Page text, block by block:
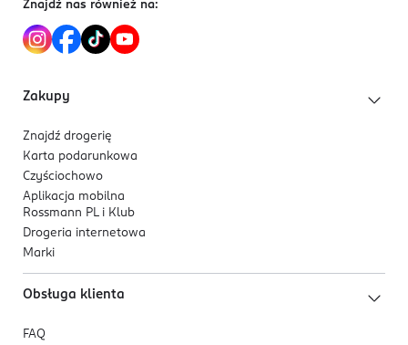
Znajdź nas również na:
Zakupy
Znajdź drogerię
Karta podarunkowa
Czyściochowo
Aplikacja mobilna
Rossmann PL i Klub
Drogeria internetowa
Marki
Obsługa klienta
FAQ